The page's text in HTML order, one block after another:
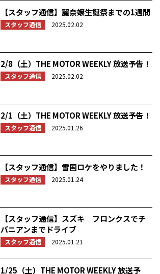
【スタッフ通信】麗奈嬢生誕祭までの1週間
スタッフ通信 2025.02.02
2/8（土）THE MOTOR WEEKLY 放送予告！
スタッフ通信 2025.02.02
2/1（土）THE MOTOR WEEKLY 放送予告！
スタッフ通信 2025.01.26
【スタッフ通信】雪国ロケをやりました！
スタッフ通信 2025.01.24
【スタッフ通信】スズキ フロンクスでチ
バニアンまでドライブ
スタッフ通信 2025.01.21
1/25（土）THE MOTOR WEEKLY 放送予